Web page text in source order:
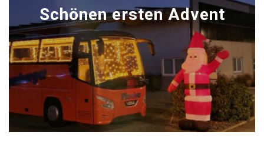
Schönen ersten Advent